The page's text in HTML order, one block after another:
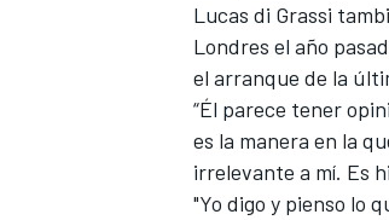
Lucas di Grassi
Londres el año
el arranque de la
“Él parece tener
es la manera en la
irrelevante a mí. Es
"Yo digo y pienso lo